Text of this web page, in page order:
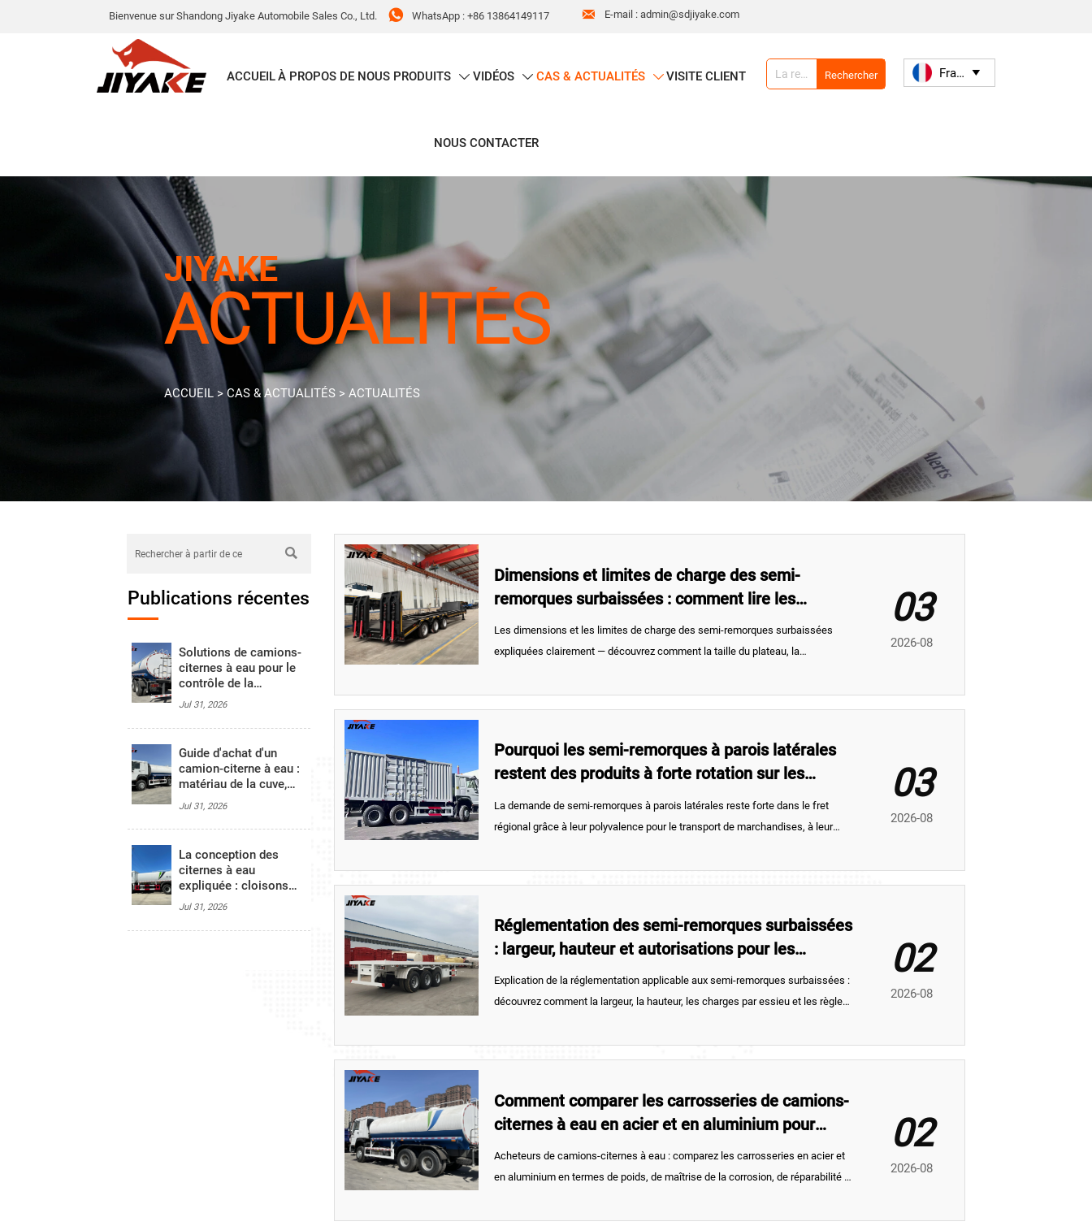
Bienvenue sur Shandong Jiyake Automobile Sales Co., Ltd.  WhatsApp : +86 13864149117  E-mail : admin@sdjiyake.com
ACCUEIL À PROPOS DE NOUS PRODUITS  VIDÉOS  CAS & ACTUALITÉS  VISITE CLIENT
NOUS CONTACTER
Rechercher Français 
JIYAKE
ACTUALITÉS
ACCUEIL> CAS & ACTUALITÉS> ACTUALITÉS

Publications récentes
Solutions de camions-
citernes à eau pour le
contrôle de la
poussière, le lavage
des routes et
l’approvisionnement en
eau d’urgence
Jul 31, 2026
Guide d'achat d'un
camion-citerne à eau :
matériau de la cuve,
options de pompe,
système d'arrosage et
budget
Jul 31, 2026
La conception des
citernes à eau
expliquée : cloisons
anti-ballottement,
contrôle des
mouvements de liquide
Jul 31, 2026
Dimensions et limites de charge des semi-
remorques surbaissées : comment lire les
principales spécifications
Les dimensions et les limites de charge des semi-remorques surbaissées
expliquées clairement — découvrez comment la taille du plateau, la
des machines, le choix de la remorque et des décisions d’achat plus sûres
03
2026-08
Pourquoi les semi-remorques à parois latérales
restent des produits à forte rotation sur les
marchés du fret régional
La demande de semi-remorques à parois latérales reste forte dans le fret
régional grâce à leur polyvalence pour le transport de marchandises, à leur
la construction et du transport général.
03
2026-08
Réglementation des semi-remorques surbaissées
: largeur, hauteur et autorisations pour les
opérations de transport lourd
Explication de la réglementation applicable aux semi-remorques surbaissées :
découvrez comment la largeur, la hauteur, les charges par essieu et les règles
retards sur les itinéraires, les rechargements et les coûteuses erreurs de
02
2026-08
Comment comparer les carrosseries de camions-
citernes à eau en acier et en aluminium pour
maîtriser le poids et la corrosion
Acheteurs de camions-citernes à eau : comparez les carrosseries en acier et
en aluminium en termes de poids, de maîtrise de la corrosion, de réparabilité et
performances à long terme de votre flotte.
02
2026-08